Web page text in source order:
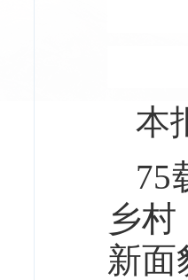
本
75
乡
新